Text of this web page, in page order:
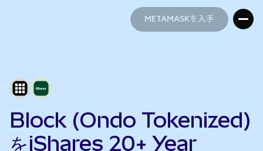
METAMASKを入手
Block (Ondo Tokenized)
をiShares 20+ Year